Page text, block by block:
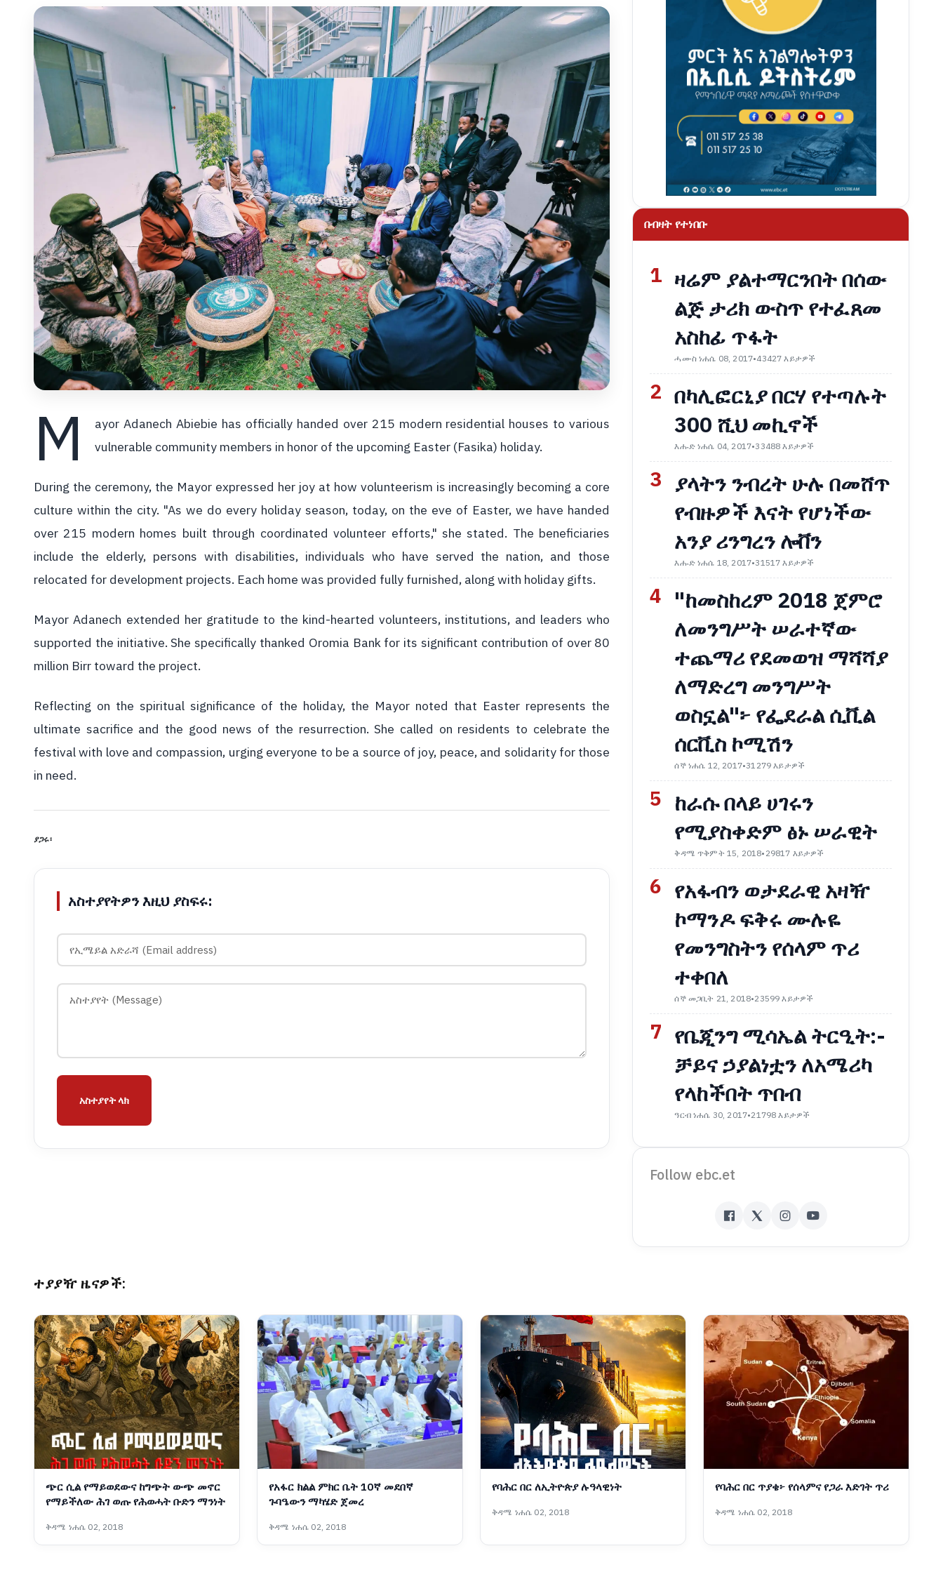
M
ayor Adanech Abiebie has officially handed over 215 modern residential houses to various
vulnerable community members in honor of the upcoming Easter (Fasika) holiday.
During the ceremony, the Mayor expressed her joy at how volunteerism is increasingly becoming a core
culture within the city. "As we do every holiday season, today, on the eve of Easter, we have handed
over 215 modern homes built through coordinated volunteer efforts," she stated. The beneficiaries
include the elderly, persons with disabilities, individuals who have served the nation, and those
relocated for development projects. Each home was provided fully furnished, along with holiday gifts.
Mayor Adanech extended her gratitude to the kind-hearted volunteers, institutions, and leaders who
supported the initiative. She specifically thanked Oromia Bank for its significant contribution of over 80
million Birr toward the project.
Reflecting on the spiritual significance of the holiday, the Mayor noted that Easter represents the
ultimate sacrifice and the good news of the resurrection. She called on residents to celebrate the
festival with love and compassion, urging everyone to be a source of joy, peace, and solidarity for those
in need.
ያጋሩ፡
አስተያየትዎን እዚህ ያስፍሩ:
አስተያየት ላክ
በብዛት የተነበቡ
1 ዛሬም ያልተማርንበት በሰው
ልጅ ታሪክ ውስጥ የተፈጸመ
አስከፊ ጥፋት
ሓሙስ ነሐሴ 08, 2017•43427 እይታዎች
2 በካሊፎርኒያ በርሃ የተጣሉት
300 ሺህ መኪኖች
እሑድ ነሐሴ 04, 2017•33488 እይታዎች
3 ያላትን ንብረት ሁሉ በመሸጥ
የብዙዎች እናት የሆነችው
አንያ ሪንግረን ሎቨን
እሑድ ነሐሴ 18, 2017•31517 እይታዎች
4 "ከመስከረም 2018 ጀምሮ
ለመንግሥት ሠራተኛው
ተጨማሪ የደመወዝ ማሻሻያ
ለማድረግ መንግሥት
ወስኗል"፦ የፌደራል ሲቪል
ሰርቪስ ኮሚሽን
ሰኞ ነሐሴ 12, 2017•31279 እይታዎች
5 ከራሱ በላይ ሀገሩን
የሚያስቀድም ፅኑ ሠራዊት
ቅዳሜ ጥቅምት 15, 2018•29817 እይታዎች
6 የአፋብን ወታደራዊ አዛዥ
ኮማንዶ ፍቅሩ ሙሉዬ
የመንግስትን የሰላም ጥሪ
ተቀበለ
ሰኞ መጋቢት 21, 2018•23599 እይታዎች
7 የቤጂንግ ሚሳኤል ትርዒት:-
ቻይና ኃያልነቷን ለአሜሪካ
የላከችበት ጥበብ
ዓርብ ነሐሴ 30, 2017•21798 እይታዎች
Follow ebc.et
ተያያዥ ዜናዎች:
ጭር ሲል የማይወደውና ከግጭት ውጭ መኖር
የማይችለው ሕገ ወጡ የሕወሓት ቡድን ማንነት
ቅዳሜ ነሐሴ 02, 2018
የአፋር ክልል ምክር ቤት 10ኛ መደበኛ
ጉባዔውን ማካሄድ ጀመረ
ቅዳሜ ነሐሴ 02, 2018
የባሕር በር ለኢትዮጵያ ሉዓላዊነት
ቅዳሜ ነሐሴ 02, 2018
የባሕር በር ጥያቄ፦ የሰላምና የጋራ እድገት ጥሪ
ቅዳሜ ነሐሴ 02, 2018